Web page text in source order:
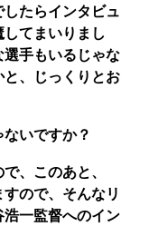
したらインタビュ
てまいりまし
手もいるじゃな
、じっくりとお
ないですか？
、このあと、
すので、そんなリ
一監督へのイン